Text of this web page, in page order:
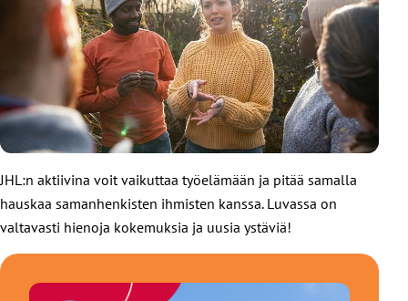
JHL:n aktiivina voit vaikuttaa työelämään ja pitää samalla
hauskaa samanhenkisten ihmisten kanssa. Luvassa on
valtavasti hienoja kokemuksia ja uusia ystäviä!